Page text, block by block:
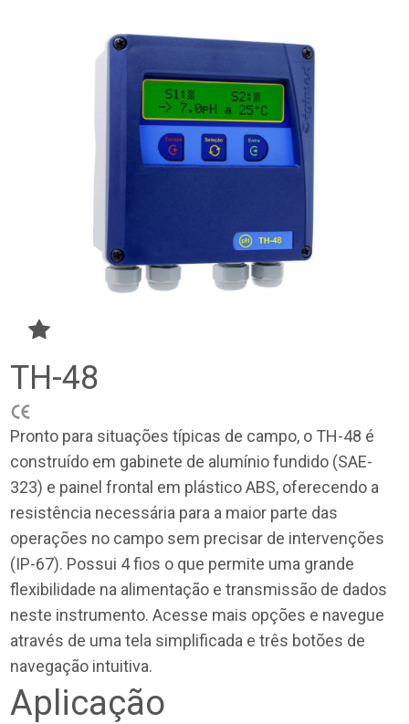
TH-48
Pronto para situações típicas de campo, o TH-48 é
construído em gabinete de alumínio fundido (SAE-
323) e painel frontal em plástico ABS, oferecendo a
resistência necessária para a maior parte das
operações no campo sem precisar de intervenções
(IP-67). Possui 4 fios o que permite uma grande
flexibilidade na alimentação e transmissão de dados
neste instrumento. Acesse mais opções e navegue
através de uma tela simplificada e três botões de
navegação intuitiva.
Aplicação